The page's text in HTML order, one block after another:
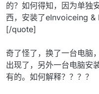
的？如何得知，因为单独
西，安装了eInvoiceing &
[/quote]
奇了怪了，换了一台电脑
出现了，另外一台电脑安
有的。如何解释？？？？